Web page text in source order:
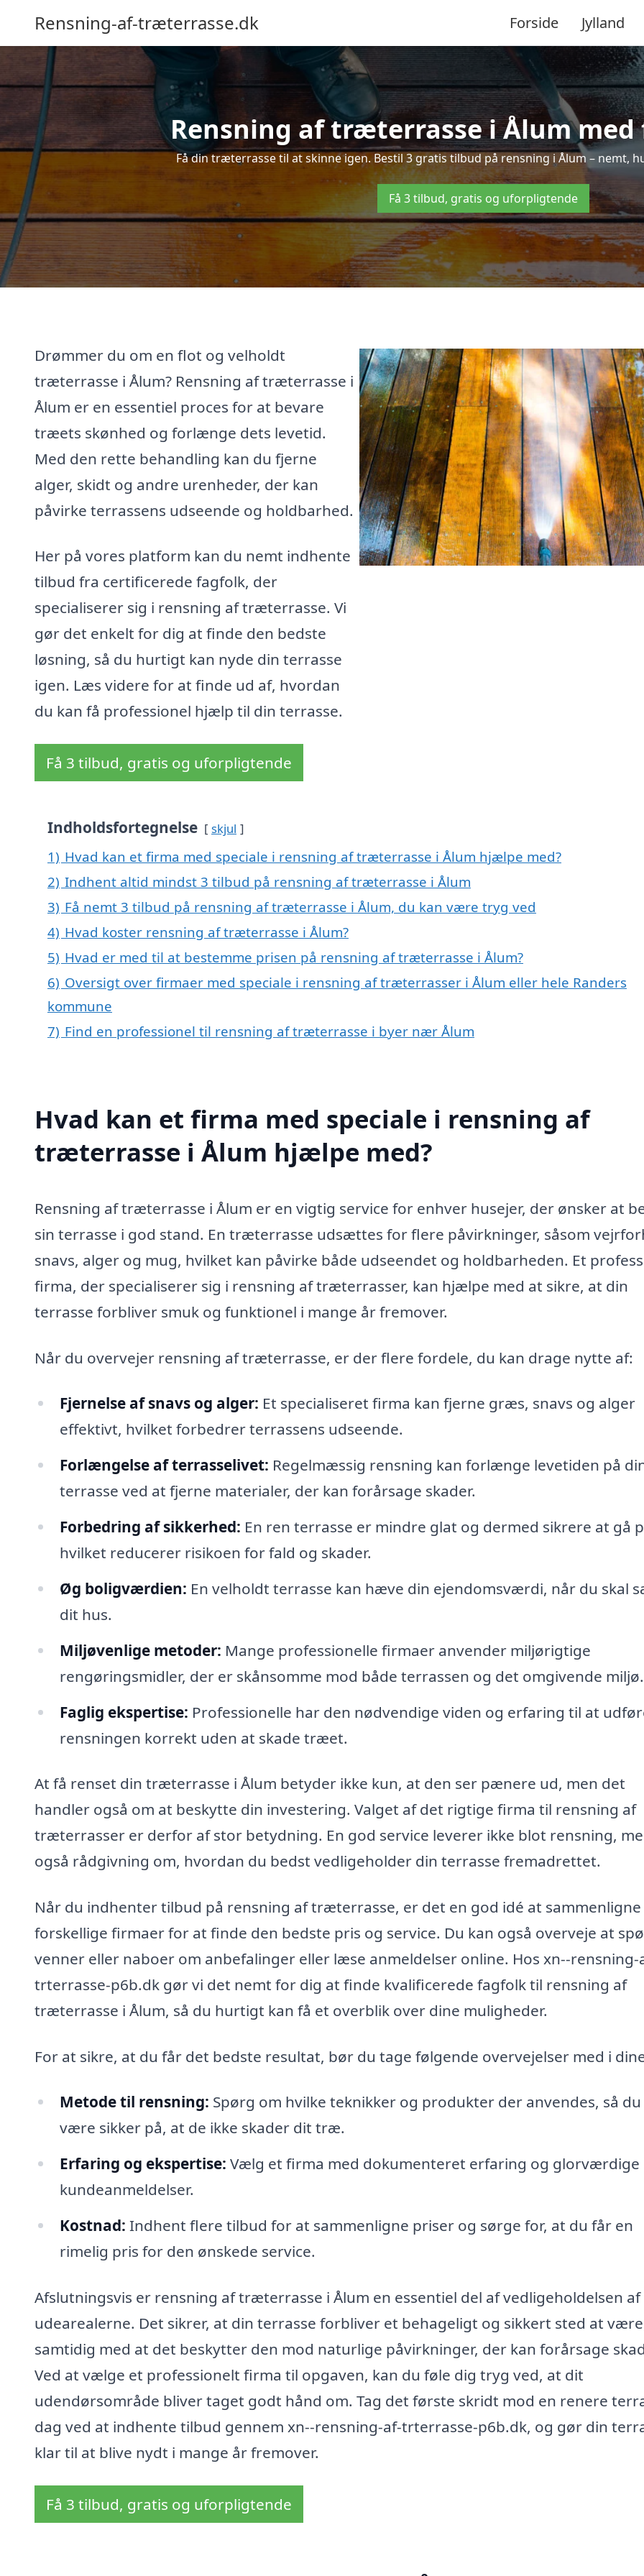
Rensning-af-træterrasse.dk Forside Jylland
Rensning af træterrasse i Ålum
Få din træterrasse til at skinne igen. Bestil 3 gratis tilbud på rensning i Ålum – nemt,
Få 3 tilbud, gratis og uforpligtende
Drømmer du om en flot og velholdt
træterrasse i Ålum? Rensning af træterrasse i
Ålum er en essentiel proces for at bevare
træets skønhed og forlænge dets levetid.
Med den rette behandling kan du fjerne
alger, skidt og andre urenheder, der kan
påvirke terrassens udseende og holdbarhed.
Her på vores platform kan du nemt indhente
tilbud fra certificerede fagfolk, der
specialiserer sig i rensning af træterrasse. Vi
gør det enkelt for dig at finde den bedste
løsning, så du hurtigt kan nyde din terrasse
igen. Læs videre for at finde ud af, hvordan
du kan få professionel hjælp til din terrasse.
Få 3 tilbud, gratis og uforpligtende
Indholdsfortegnelse skjul
1) Hvad kan et firma med speciale i rensning af træterrasse i Ålum hjælpe med?
2) Indhent altid mindst 3 tilbud på rensning af træterrasse i Ålum
3) Få nemt 3 tilbud på rensning af træterrasse i Ålum, du kan være tryg ved
4) Hvad koster rensning af træterrasse i Ålum?
5) Hvad er med til at bestemme prisen på rensning af træterrasse i Ålum?
6) Oversigt over firmaer med speciale i rensning af træterrasser i Ålum eller hele Randers
kommune
7) Find en professionel til rensning af træterrasse i byer nær Ålum
Hvad kan et firma med speciale i rensning af
træterrasse i Ålum hjælpe med?
Rensning af træterrasse i Ålum er en vigtig service for enhver husejer, der ønsker at
sin terrasse i god stand. En træterrasse udsættes for flere påvirkninger, såsom
snavs, alger og mug, hvilket kan påvirke både udseendet og holdbarheden. Et
firma, der specialiserer sig i rensning af træterrasser, kan hjælpe med at sikre, at din
terrasse forbliver smuk og funktionel i mange år fremover.
Når du overvejer rensning af træterrasse, er der flere fordele, du kan drage nytte af:
Fjernelse af snavs og alger: Et specialiseret firma kan fjerne græs, snavs og alger
effektivt, hvilket forbedrer terrassens udseende.
Forlængelse af terrasselivet: Regelmæssig rensning kan forlænge levetiden på
terrasse ved at fjerne materialer, der kan forårsage skader.
Forbedring af sikkerhed: En ren terrasse er mindre glat og dermed sikrere at gå
hvilket reducerer risikoen for fald og skader.
Øg boligværdien: En velholdt terrasse kan hæve din ejendomsværdi, når du skal
dit hus.
Miljøvenlige metoder: Mange professionelle firmaer anvender miljørigtige
rengøringsmidler, der er skånsomme mod både terrassen og det omgivende miljø.
Faglig ekspertise: Professionelle har den nødvendige viden og erfaring til at
rensningen korrekt uden at skade træet.
At få renset din træterrasse i Ålum betyder ikke kun, at den ser pænere ud, men det
handler også om at beskytte din investering. Valget af det rigtige firma til rensning af
træterrasser er derfor af stor betydning. En god service leverer ikke blot rensning,
også rådgivning om, hvordan du bedst vedligeholder din terrasse fremadrettet.
Når du indhenter tilbud på rensning af træterrasse, er det en god idé at sammenligne
forskellige firmaer for at finde den bedste pris og service. Du kan også overveje at
venner eller naboer om anbefalinger eller læse anmeldelser online. Hos xn--rensning-
trterrasse-p6b.dk gør vi det nemt for dig at finde kvalificerede fagfolk til rensning af
træterrasse i Ålum, så du hurtigt kan få et overblik over dine muligheder.
For at sikre, at du får det bedste resultat, bør du tage følgende overvejelser med i
Metode til rensning: Spørg om hvilke teknikker og produkter der anvendes, så
være sikker på, at de ikke skader dit træ.
Erfaring og ekspertise: Vælg et firma med dokumenteret erfaring og glorværdige
kundeanmeldelser.
Kostnad: Indhent flere tilbud for at sammenligne priser og sørge for, at du får en
rimelig pris for den ønskede service.
Afslutningsvis er rensning af træterrasse i Ålum en essentiel del af vedligeholdelsen af
udearealerne. Det sikrer, at din terrasse forbliver et behageligt og sikkert sted at
samtidig med at det beskytter den mod naturlige påvirkninger, der kan forårsage
Ved at vælge et professionelt firma til opgaven, kan du føle dig tryg ved, at dit
udendørsområde bliver taget godt hånd om. Tag det første skridt mod en renere
dag ved at indhente tilbud gennem xn--rensning-af-trterrasse-p6b.dk, og gør din
klar til at blive nydt i mange år fremover.
Få 3 tilbud, gratis og uforpligtende